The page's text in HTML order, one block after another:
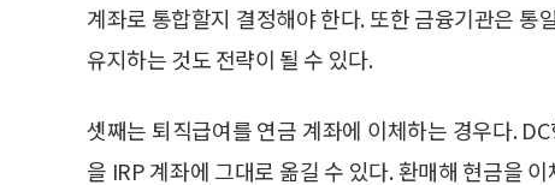
계좌로 통합할지 결정해야 한다. 또한 금융기관은
유지하는 것도 전략이 될 수 있다.
셋째는 퇴직급여를 연금 계좌에 이체하는 경우다.
을 IRP 계좌에 그대로 옮길 수 있다. 환매해 현금을